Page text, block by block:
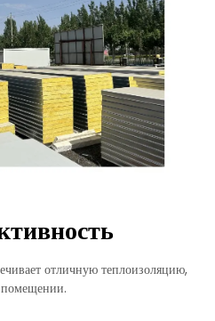
отличную теплоизоляцию,